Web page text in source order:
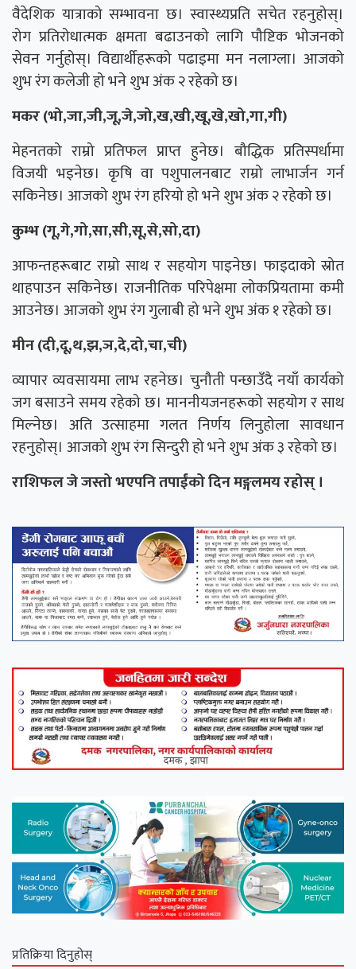
वैदेशिक यात्राको सम्भावना छ। स्वास्थ्यप्रति सचेत रहनुहोस्।
रोग प्रतिरोधात्मक क्षमता बढाउनको लागि पौष्टिक भोजनको
सेवन गर्नुहोस्। विद्यार्थीहरूको पढाइमा मन नलाग्ला। आजको
शुभ रंग कलेजी हो भने शुभ अंक २ रहेको छ।
मकर (भो,जा,जी,जू,जे,जो,ख,खी,खू,खे,खो,गा,गी)
मेहनतको राम्रो प्रतिफल प्राप्त हुनेछ। बौद्धिक प्रतिस्पर्धामा
विजयी भइनेछ। कृषि वा पशुपालनबाट राम्रो लाभार्जन गर्न
सकिनेछ। आजको शुभ रंग हरियो हो भने शुभ अंक २ रहेको छ।
कुम्भ (गू,गे,गो,सा,सी,सू,से,सो,दा)
आफन्तहरूबाट राम्रो साथ र सहयोग पाइनेछ। फाइदाको स्रोत
थाहपाउन सकिनेछ। राजनीतिक परिपेक्षमा लोकप्रियतामा कमी
आउनेछ। आजको शुभ रंग गुलाबी हो भने शुभ अंक १ रहेको छ।
मीन (दी,दू,थ,झ,ञ,दे,दो,चा,ची)
व्यापार व्यवसायमा लाभ रहनेछ। चुनौती पन्छाउँदै नयाँ कार्यको
जग बसाउने समय रहेको छ। माननीयजनहरूको सहयोग र साथ
मिल्नेछ। अति उत्साहमा गलत निर्णय लिनुहोला सावधान
रहनुहोस्। आजको शुभ रंग सिन्दुरी हो भने शुभ अंक ३ रहेको छ।
राशिफल जे जस्तो भएपनि तपाईंको दिन मङ्गलमय रहोस् ।
प्रतिक्रिया दिनुहोस्